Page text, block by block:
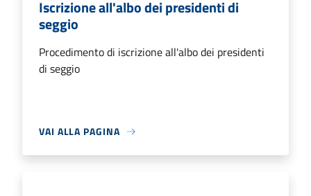
Iscrizione all'albo dei presidenti di
seggio
Procedimento di iscrizione all'albo dei presidenti
di seggio
VAI ALLA PAGINA